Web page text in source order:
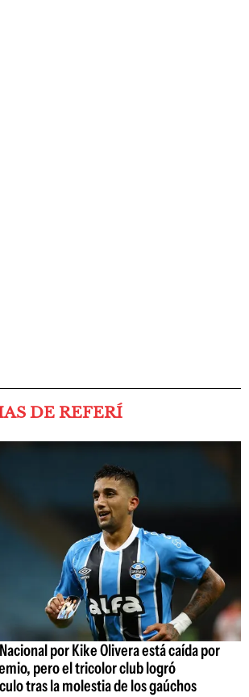
DE REFERÍ
por Kike Olivera está caída por
pero el tricolor club logró
tras la molestia de los gaúchos